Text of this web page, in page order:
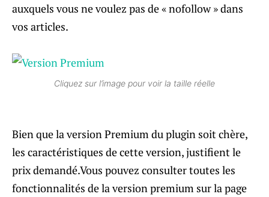
auxquels vous ne voulez pas de « nofollow » dans
vos articles.
Cliquez sur l’image pour voir la taille réelle
Bien que la version Premium du plugin soit chère,
les caractéristiques de cette version, justifient le
prix demandé.Vous pouvez consulter toutes les
fonctionnalités de la version premium sur la page